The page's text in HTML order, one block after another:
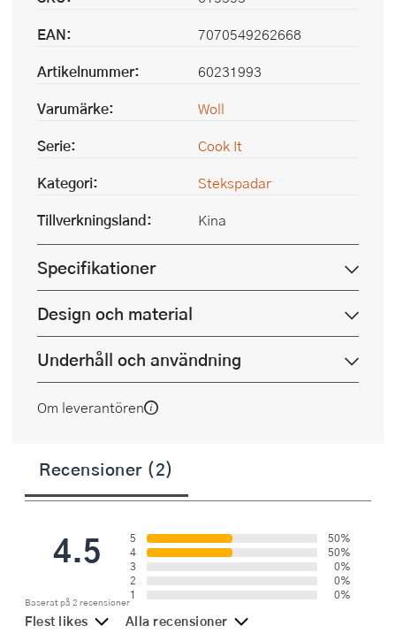
EAN:
7070549262668
Artikelnummer:
60231993
Varumärke:
Woll
Serie:
Cook It
Kategori:
Stekspadar
Tillverkningsland:
Kina
Specifikationer
Design och material
Underhåll och användning
Om leverantören
Recensioner (2)
4.5
Baserat på 2 recensioner
5
50%
4
50%
3
0%
2
0%
1
0%
Flest likes Alla recensioner